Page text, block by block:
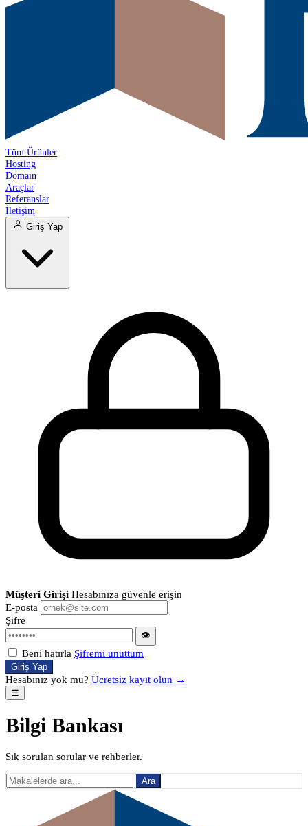
Tüm Ürünler
Hosting
Domain
Araçlar
Referanslar
İletişim
Giriş Yap
Müşteri Girişi Hesabınıza güvenle erişin
E-posta
Şifre
👁
Beni hatırla Şifremi unuttum
Giriş Yap
Hesabınız yok mu? Ücretsiz kayıt olun →
☰
Bilgi Bankası
Sık sorulan sorular ve rehberler.
Ara